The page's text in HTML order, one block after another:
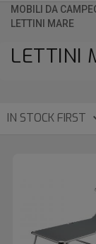
MOBILI DA
LETTINI MARE
LETTINI
IN STOCK FIRST